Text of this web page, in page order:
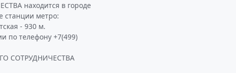
находится в городе
станции метро:
- 930 м.
по телефону +7(499)
СОТРУДНИЧЕСТВА